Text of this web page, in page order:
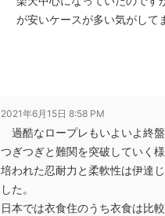
が安いケースが多い気がして
2021年6月15日 8:58 PM
過酷なロープレもいよいよ終盤
つぎつぎと難関を突破していく
培われた忍耐力と柔軟性は伊達
した。
日本では衣食住のうち衣食は比